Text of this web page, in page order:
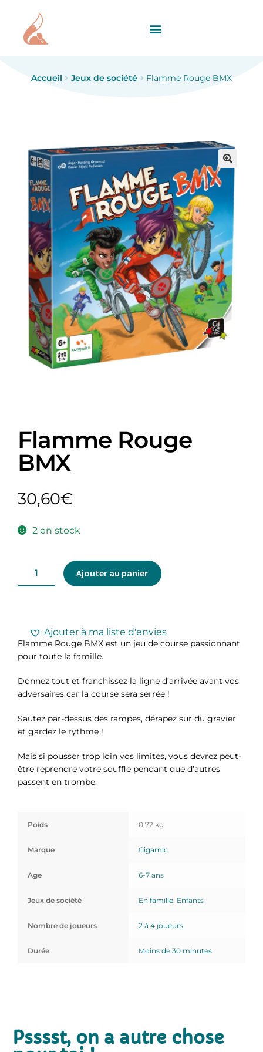
Accueil Jeux de société Flamme Rouge BMX
Flamme Rouge
BMX
30,60€
2 en stock
Ajouter au panier
Ajouter à ma liste d'envies
Flamme Rouge BMX est un jeu de course passionnant
pour toute la famille.
Donnez tout et franchissez la ligne d’arrivée avant vos
adversaires car la course sera serrée !
Sautez par-dessus des rampes, dérapez sur du gravier
et gardez le rythme !
Mais si pousser trop loin vos limites, vous devrez peut-
être reprendre votre souffle pendant que d’autres
passent en trombe.
Poids 0,72 kg
Marque Gigamic
Age 6-7 ans
Jeux de société En famille, Enfants
Nombre de joueurs 2 à 4 joueurs
Durée Moins de 30 minutes
Psssst, on a autre chose